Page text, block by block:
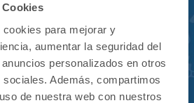
para mejorar y
aumentar la seguridad del
personalizados en otros
Además, compartimos
de nuestra web con nuestros